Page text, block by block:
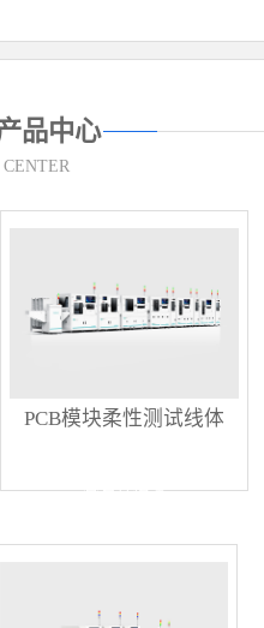
品中心
PCB模块柔性测试线体
查看详情 +